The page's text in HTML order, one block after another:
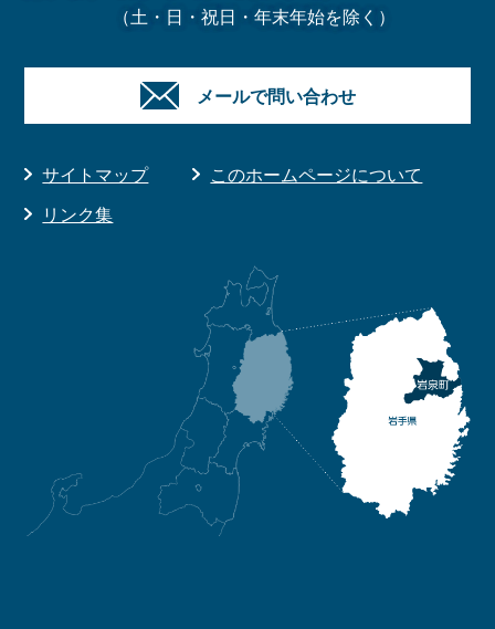
（土・日・祝日・年末年始を除く）
メールで問い合わせ
サイトマップ
このホームページについて
リンク集